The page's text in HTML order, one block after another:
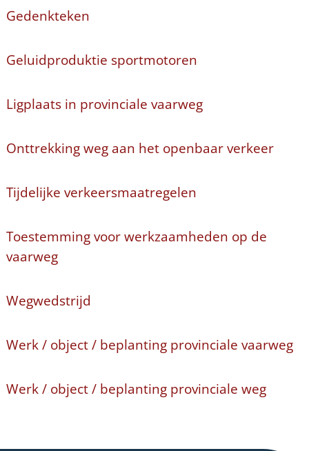
Gedenkteken
Geluidproduktie sportmotoren
Ligplaats in provinciale vaarweg
Onttrekking weg aan het openbaar verkeer
Tijdelijke verkeersmaatregelen
Toestemming voor werkzaamheden op de
vaarweg
Wegwedstrijd
Werk / object / beplanting provinciale vaarweg
Werk / object / beplanting provinciale weg